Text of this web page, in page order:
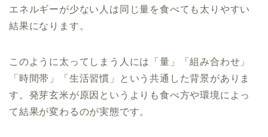
エネルギーが少ない人は同じ量を食べても太りやすい
結果になります。
このように太ってしまう人には「量」「組み合わせ」
「時間帯」「生活習慣」という共通した背景がありま
す。発芽玄米が原因というよりも食べ方や環境によっ
て結果が変わるのが実態です。